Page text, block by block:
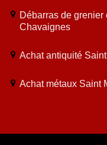
Débarras de
Chavaignes
Achat antiquité
Achat métaux Saint